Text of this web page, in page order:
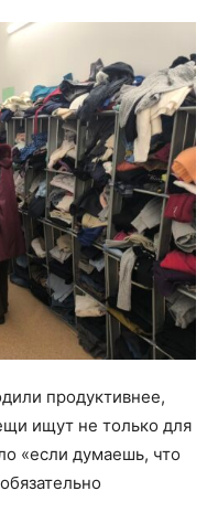
продуктивнее,
ищут не только для
«если думаешь, что